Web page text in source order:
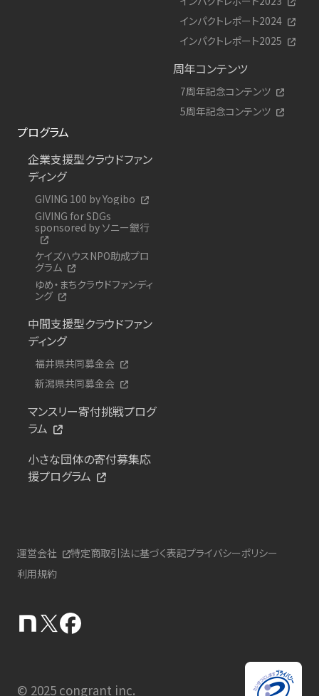
インパクトレポート2024
インパクトレポート2025
周年コンテンツ
7周年記念コンテンツ
5周年記念コンテンツ
プログラム
企業支援型クラウドファン
ディング
GIVING 100 by Yogibo
GIVING for SDGs
sponsored by ソニー銀行
ケイズハウスNPO助成プロ
グラム
ゆめ・まちクラウドファンディ
ング
中間支援型クラウドファン
ディング
福井県共同募金会
新潟県共同募金会
マンスリー寄付挑戦プログ
ラム
小さな団体の寄付募集応
援プログラム
運営会社 特定商取引法に基づく表記プライバシーポリシー
利用規約
© 2025 congrant inc.